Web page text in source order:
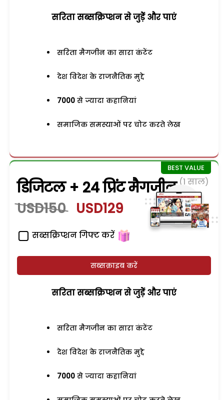
सरिता सब्सक्रिप्शन से जुड़ेें और पाएं
सरिता मैगजीन का सारा कंटेंट
देश विदेश के राजनैतिक मुद्दे
7000 से ज्यादा कहानियां
समाजिक समस्याओं पर चोट करते लेख
डिजिटल + 24 प्रिंट मैगजीन (1 साल)
USD150 USD129
सब्सक्रिप्शन गिफ्ट करें
सब्सक्राइब करें
सरिता सब्सक्रिप्शन से जुड़ेें और पाएं
सरिता मैगजीन का सारा कंटेंट
देश विदेश के राजनैतिक मुद्दे
7000 से ज्यादा कहानियां